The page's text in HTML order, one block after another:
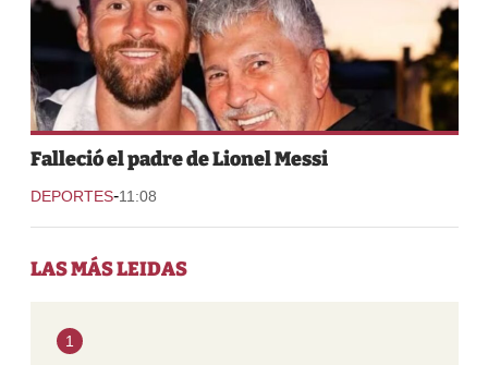
Falleció el padre de Lionel Messi
DEPORTES-11:08
LAS MÁS LEIDAS
1